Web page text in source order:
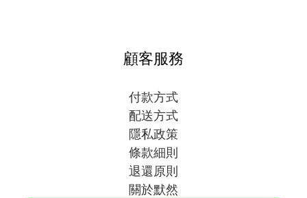
顧客服務
付款方式
配送方式
隱私政策
條款細則
退還原則
關於默然